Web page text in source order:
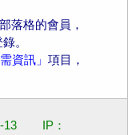
落格的會員，
。
資訊」 項目，
13 IP：